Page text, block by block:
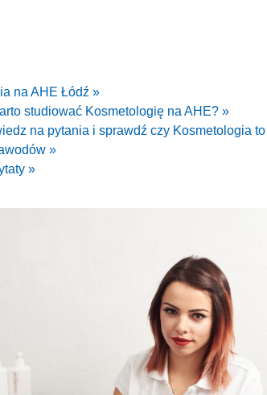
na AHE Łódź »
studiować Kosmetologię na AHE? »
na pytania i sprawdź czy Kosmetologia
»
»